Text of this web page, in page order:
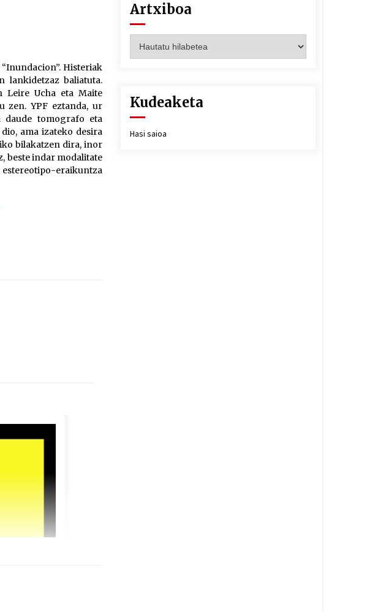
jaisteko.
Histeriak
lankidetzaz baliatuta.
Leire Ucha eta Maite
zen. YPF eztanda, ur
daude tomografo eta
ama izateko desira
bilakatzen dira, inor
beste indar modalitate
eraikuntza
Artxiboa
Kudeaketa
Hasi saioa